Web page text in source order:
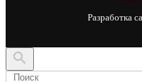
Разработка
